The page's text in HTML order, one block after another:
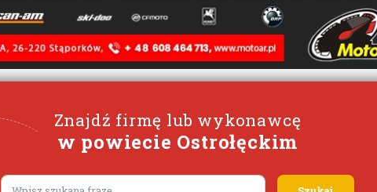
Znajdź firmę lub wykonawcę
w powiecie Ostrołęckim
Lorem ipsum